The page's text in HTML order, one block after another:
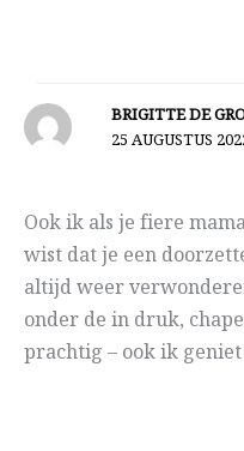
BRIGITTE DE
25 AUGUSTUS
Ook ik als je fiere
wist dat je een
altijd weer
onder de in druk,
prachtig – ook ik